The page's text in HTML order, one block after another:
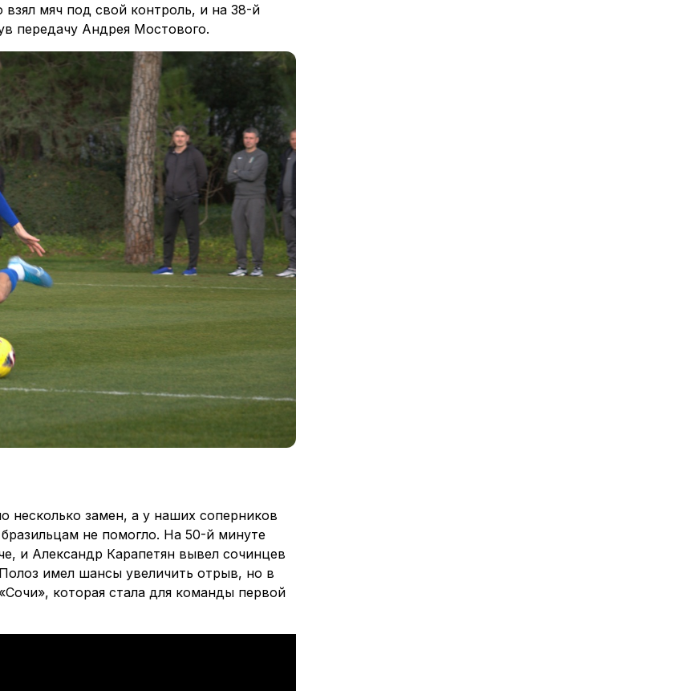
мяч под свой контроль, и на 38-й
передачу Андрея Мостового.
несколько замен, а у наших соперников
не помогло. На 50-й минуте
и Александр Карапетян вывел сочинцев
имел шансы увеличить отрыв, но в
которая стала для команды первой